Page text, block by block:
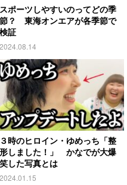
スポーツしやすいのってどの季
節？ 東海オンエアが各季節で
検証
2024.08.14
３時のヒロイン・ゆめっち「整
形しました！」 かなでが大爆
笑した写真とは
2024.01.15